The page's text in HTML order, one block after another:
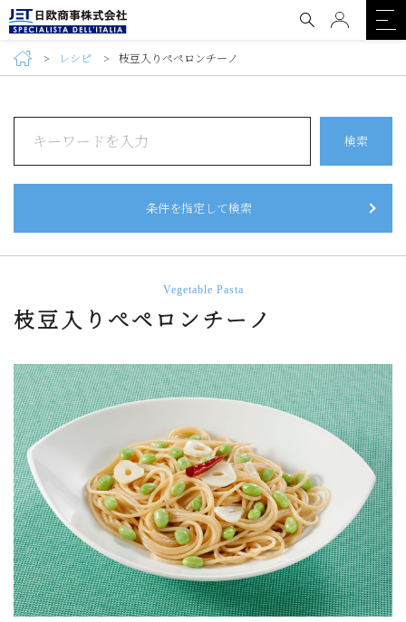
レシピ 枝豆入りぺペロンチーノ
検索
条件を指定して検索
Vegetable Pasta
枝豆入りぺペロンチーノ